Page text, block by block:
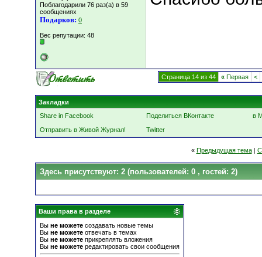
Поблагодарили 76 раз(а) в 59
сообщениях
Подарков: 0
Вес репутации: 48
Страница 14 из 44 « Первая <
Закладки
Share in Facebook
Поделиться ВКонтакте
в
Отправить в Живой Журнал!
Twitter
« Предыдущая тема|
Здесь присутствуют: 2 (пользователей: 0 , гостей: 2)
Ваши права в разделе
Вы не можете создавать новые темы
Вы не можете отвечать в темах
Вы не можете прикреплять вложения
Вы не можете редактировать свои сообщения